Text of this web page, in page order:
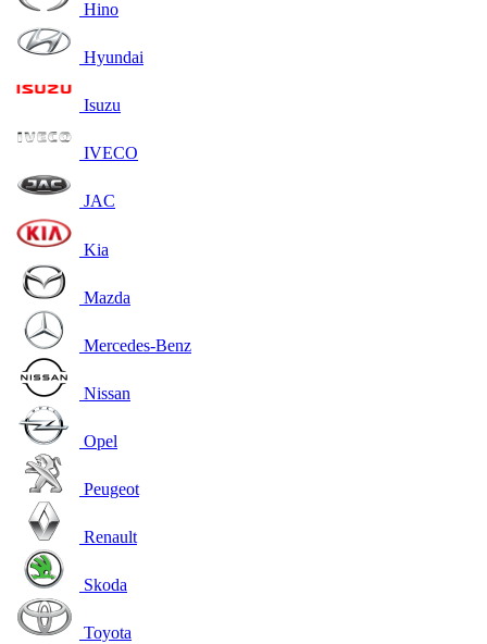
Hino
Hyundai
Isuzu
IVECO
JAC
Kia
Mazda
Mercedes-Benz
Nissan
Opel
Peugeot
Renault
Skoda
Toyota